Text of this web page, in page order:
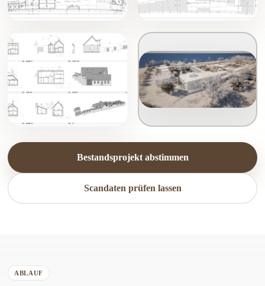
Bestandsprojekt abstimmen
Scandaten prüfen lassen
ABLAUF